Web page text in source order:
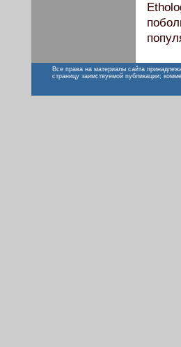
Все права на материалы сайта
страницу заимствуемой публикации;